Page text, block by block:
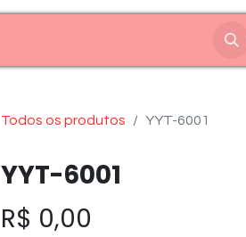
Todos os produtos YYT-6001
YYT-6001
R$ 0,00